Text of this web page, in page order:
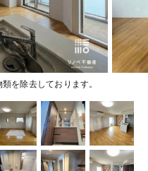
を除去しております。